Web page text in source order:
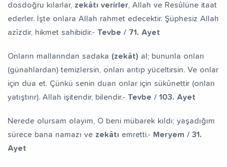
dosdoğru kılarlar, zekâtı verirler, Allah ve Resûlüne itaat
ederler. İşte onlara Allah rahmet edecektir. Şüphesiz Allah
azîzdir, hikmet sahibidir.- Tevbe / 71. Ayet
Onların mallarından sadaka (zekât) al; bununla onları
(günahlardan) temizlersin, onları arıtıp yüceltirsin. Ve onlar
için dua et. Çünkü senin duan onlar için sükûnettir (onları
yatıştırır). Allah işitendir, bilendir.- Tevbe / 103. Ayet
Nerede olursam olayım, O beni mübarek kıldı; yaşadığım
sürece bana namazı ve zekâtı emretti.- Meryem / 31.
Ayet